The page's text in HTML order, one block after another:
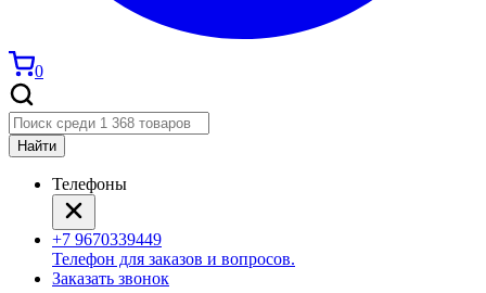
0
Найти
Телефоны
+7 9670339449
Телефон для заказов и вопросов.
Заказать звонок